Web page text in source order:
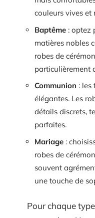
couleurs vives et
Baptême : optez
matières nobles
robes de
particulièrement
Communion : les
élégantes. Les
détails discrets,
parfaites.
Mariage :
robes de
souvent
une touche de
Pour chaque